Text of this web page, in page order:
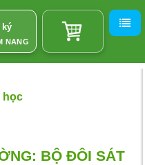
ký
NANG
học
BỘ ĐÔI SÁT